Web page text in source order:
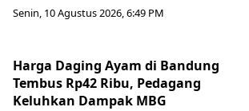
Senin, 10 Agustus 2026, 6:49 PM
Harga Daging Ayam di Bandung
Tembus Rp42 Ribu, Pedagang
Keluhkan Dampak MBG